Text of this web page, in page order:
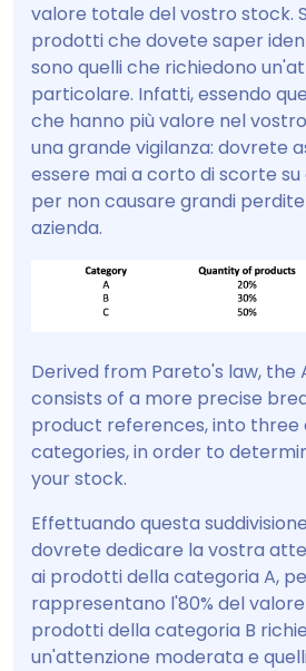
valore totale del vostro stock.
prodotti che dovete saper
sono quelli che richiedono
particolare. Infatti, essendo
che hanno più valore nel
una grande vigilanza: dovrete
essere mai a corto di scorte
per non causare grandi
azienda.
Derived from Pareto's law, the
consists of a more precise
product references, into three
categories, in order to
your stock.
Effettuando questa
dovrete dedicare la vostra
ai prodotti della categoria A,
rappresentano l'80% del
prodotti della categoria B
un'attenzione moderata e